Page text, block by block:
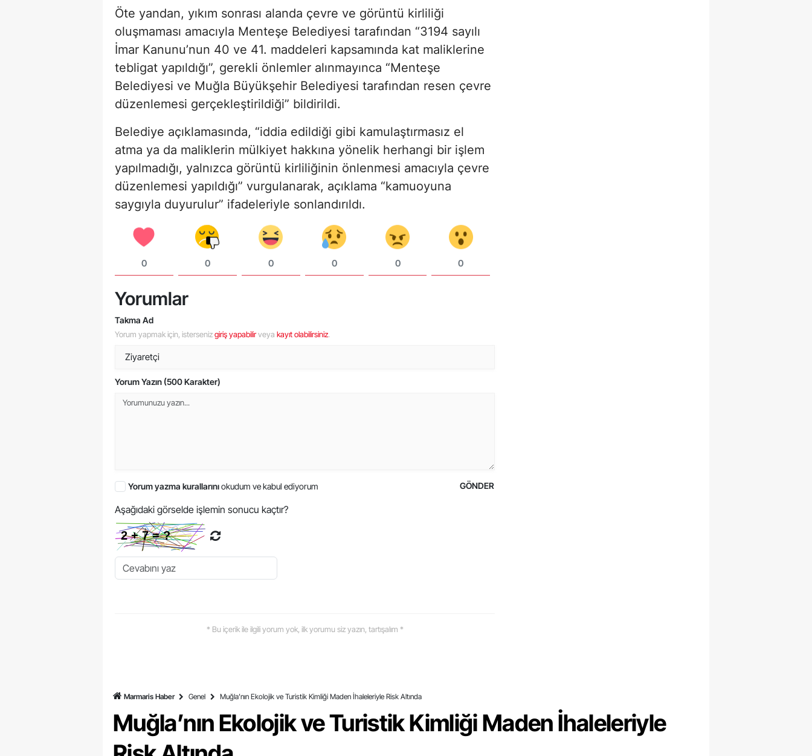
Öte yandan, yıkım sonrası alanda çevre ve görüntü kirliliği
oluşmaması amacıyla Menteşe Belediyesi tarafından “3194 sayılı
İmar Kanunu’nun 40 ve 41. maddeleri kapsamında kat maliklerine
tebligat yapıldığı”, gerekli önlemler alınmayınca “Menteşe
Belediyesi ve Muğla Büyükşehir Belediyesi tarafından resen çevre
düzenlemesi gerçekleştirildiği” bildirildi.
Belediye açıklamasında, “iddia edildiği gibi kamulaştırmasız el
atma ya da maliklerin mülkiyet hakkına yönelik herhangi bir işlem
yapılmadığı, yalnızca görüntü kirliliğinin önlenmesi amacıyla çevre
düzenlemesi yapıldığı” vurgulanarak, açıklama “kamuoyuna
saygıyla duyurulur” ifadeleriyle sonlandırıldı.
0 0 0 0 0 0
Yorumlar
Takma Ad
Yorum yapmak için, istersenizgiriş yapabilirveya kayıt olabilirsiniz.
Yorum Yazın (500 Karakter)
GÖNDER
Yorum yazma kurallarınıokudum ve kabul ediyorum
Aşağıdaki görselde işlemin sonucu kaçtır?
* Bu içerik ile ilgili yorum yok, ilk yorumu siz yazın, tartışalım *
Marmaris Haber Genel Muğla’nın Ekolojik ve Turistik Kimliği Maden İhaleleriyle Risk Altında
Muğla’nın Ekolojik ve Turistik Kimliği Maden İhaleleriyle